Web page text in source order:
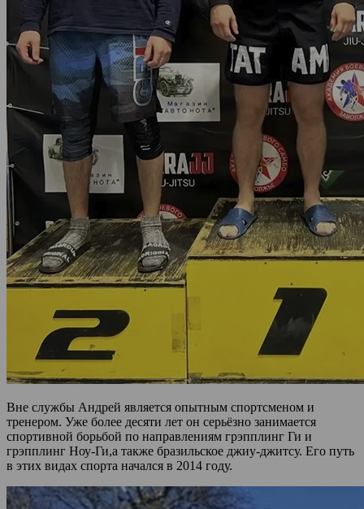
Вне службы Андрей является опытным спортсменом и
тренером. Уже более десяти лет он серьёзно занимается
спортивной борьбой по направлениям грэпплинг Ги и
грэпплинг Ноу-Ги,а также бразильское джиу-джитсу. Его путь
в этих видах спорта начался в 2014 году.